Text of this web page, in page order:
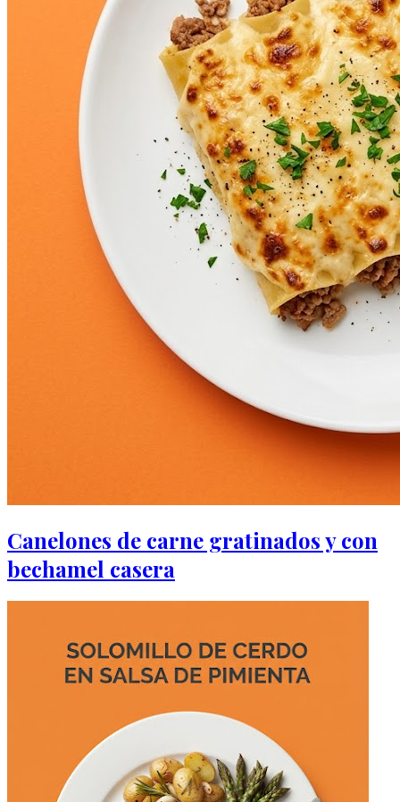
Canelones de carne gratinados y con
bechamel casera